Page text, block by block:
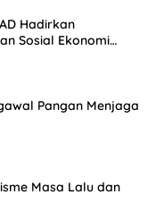
Hadirkan
Sosial Ekonomi
Pangan Menjaga
Masa Lalu dan